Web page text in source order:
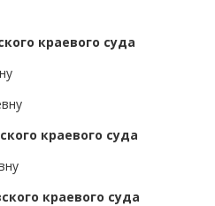
краевого суда
краевого суда
краевого суда